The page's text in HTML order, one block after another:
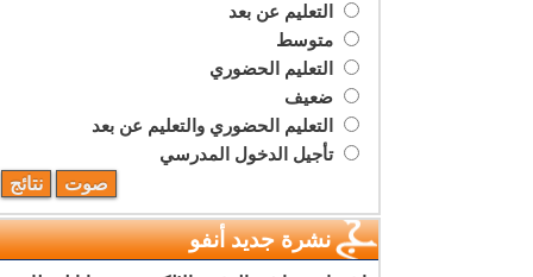
التعليم عن بعد
متوسط
التعليم الحضوري
ضعيف
التعليم الحضوري والتعليم عن بعد
تأجيل الدخول المدرسي
نشرة جديد أنفو